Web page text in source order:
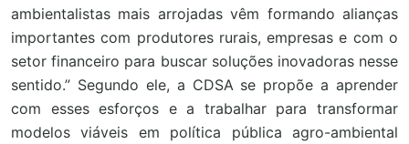
ambientalistas mais arrojadas vêm formando alianças
importantes com produtores rurais, empresas e com o
setor financeiro para buscar soluções inovadoras nesse
sentido.” Segundo ele, a CDSA se propõe a aprender
com esses esforços e a trabalhar para transformar
modelos viáveis em política pública agro-ambiental